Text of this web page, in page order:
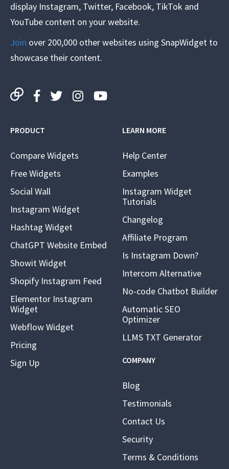
display Instagram, Twitter, Facebook, TikTok and
YouTube content on your website.
Join over 200,000 other websites using SnapWidget to
showcase their content.
PRODUCT
Compare Widgets
Free Widgets
Social Wall
Instagram Widget
Hashtag Widget
ChatGPT Website Embed
Showit Widget
Shopify Instagram Feed
Elementor Instagram
Widget
Webflow Widget
Pricing
Sign Up
LEARN MORE
Help Center
Examples
Instagram Widget
Tutorials
Changelog
Affiliate Program
Is Instagram Down?
Intercom Alternative
No-code Chatbot Builder
Automatic SEO
Optimizer
LLMS TXT Generator
COMPANY
Blog
Testimonials
Contact Us
Security
Terms & Conditions